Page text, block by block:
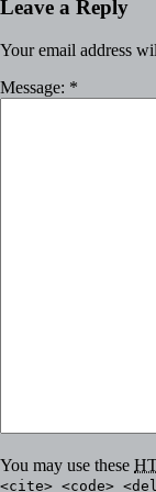
Leave a Reply
Your email address
Message: *
You may use these
<cite> <code>